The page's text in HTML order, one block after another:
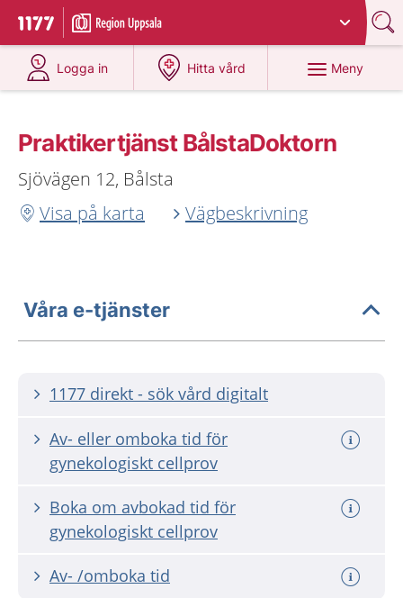
Till startsidan för 1177
Du har valt region
Logga in
på 1177.se
Hitta vård
på 1177.se
Meny
Praktikertjänst BålstaDoktorn
Sjövägen 12, Bålsta
Visa på karta
Vägbeskrivning
Våra e-tjänster
1177 direkt - sök vård digitalt
Av- eller omboka tid för
gynekologiskt cellprov
Boka om avbokad tid för
gynekologiskt cellprov
Av- /omboka tid